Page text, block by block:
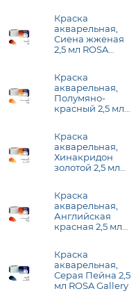
Краска
акварельная,
Сиена жженая
2,5 мл ROSA
Краска
акварельная,
Полумяно-
красный 2,5 мл
Краска
акварельная,
Хинакридон
золотой 2,5 мл
Краска
акварельная,
Английская
красная 2,5 мл
Краска
акварельная,
Серая Пейна 2,5
мл ROSA Gallery